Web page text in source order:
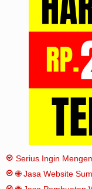
Serius Ingin
🌐 Jasa Website
Sitemap